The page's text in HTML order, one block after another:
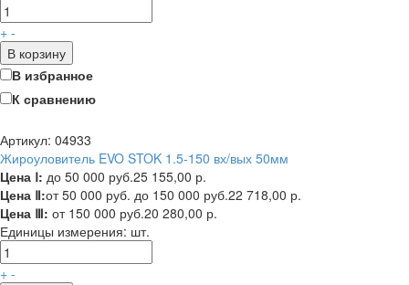
+ -
В корзину
В избранное
К сравнению
Артикул: 04933
Жироуловитель EVO STOK 1.5-150 вх/вых 50мм
Цена Ⅰ: до 50 000 руб.25 155,00 р.
Цена Ⅱ:от 50 000 руб. до 150 000 руб.22 718,00 р.
Цена Ⅲ: от 150 000 руб.20 280,00 р.
Единицы измерения: шт.
+ -